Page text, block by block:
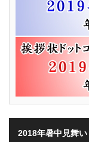
2018年暑中見舞